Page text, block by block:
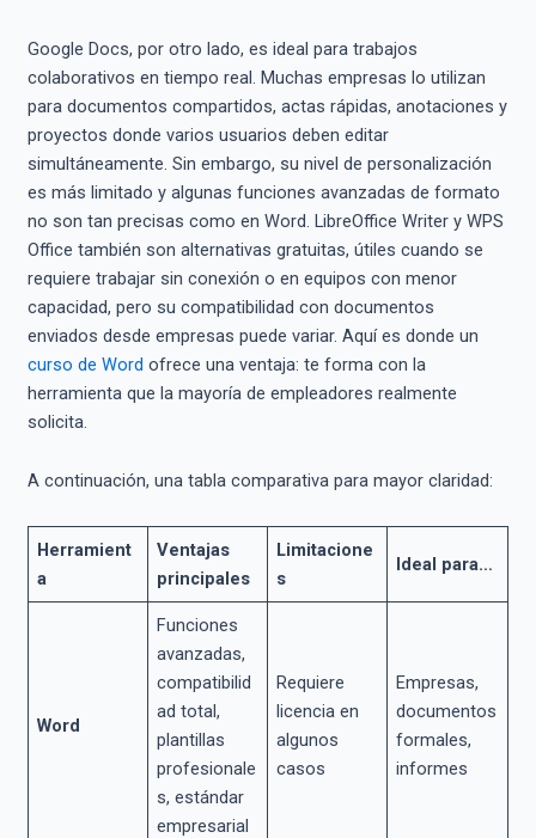
Google Docs, por otro lado, es ideal para trabajos
colaborativos en tiempo real. Muchas empresas lo utilizan
para documentos compartidos, actas rápidas, anotaciones y
proyectos donde varios usuarios deben editar
simultáneamente. Sin embargo, su nivel de personalización
es más limitado y algunas funciones avanzadas de formato
no son tan precisas como en Word. LibreOffice Writer y WPS
Office también son alternativas gratuitas, útiles cuando se
requiere trabajar sin conexión o en equipos con menor
capacidad, pero su compatibilidad con documentos
enviados desde empresas puede variar. Aquí es donde un
curso de Word ofrece una ventaja: te forma con la
herramienta que la mayoría de empleadores realmente
solicita.
A continuación, una tabla comparativa para mayor claridad:
Herramient
a
Ventajas
principales
Limitacione
s
Ideal para…
Word
Funciones
avanzadas,
compatibilid
ad total,
plantillas
profesionale
s, estándar
empresarial
Requiere
licencia en
algunos
casos
Empresas,
documentos
formales,
informes